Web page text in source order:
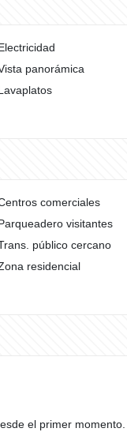
panorámica
comerciales
visitantes
público cercano
residencial
el primer